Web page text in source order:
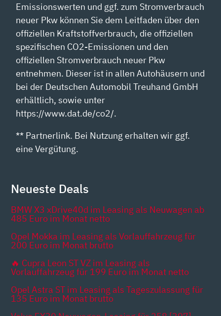
Emissionswerten und ggf. zum Stromverbrauch
neuer Pkw können Sie dem Leitfaden über den
offiziellen Kraftstoffverbrauch, die offiziellen
spezifischen CO2-Emissionen und den
offiziellen Stromverbrauch neuer Pkw
entnehmen. Dieser ist in allen Autohäusern und
bei der Deutschen Automobil Treuhand GmbH
erhältlich, sowie unter
https://www.dat.de/co2/.
** Partnerlink. Bei Nutzung erhalten wir ggf.
eine Vergütung.
Neueste Deals
BMW X3 xDrive40d im Leasing als Neuwagen ab
485 Euro im Monat netto
Opel Mokka im Leasing als Vorlauffahrzeug für
200 Euro im Monat brutto
🔥 Cupra Leon ST VZ im Leasing als
Vorlauffahrzeug für 199 Euro im Monat netto
Opel Astra ST im Leasing als Tageszulassung für
135 Euro im Monat brutto